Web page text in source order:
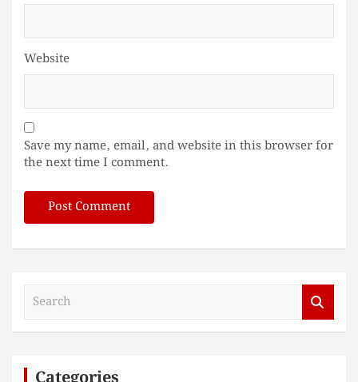
Website
Save my name, email, and website in this browser for
the next time I comment.